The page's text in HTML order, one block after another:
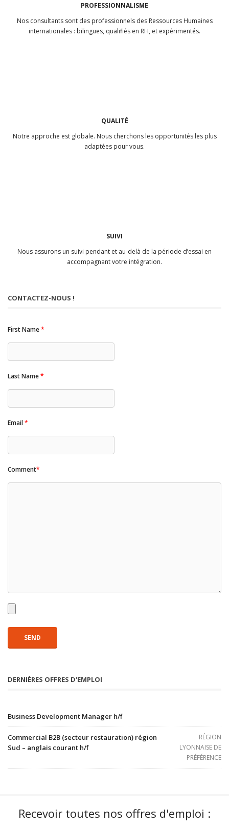
PROFESSIONNALISME
Nos consultants sont des professionnels des Ressources Humaines
internationales : bilingues, qualifiés en RH, et expérimentés.
QUALITÉ
Notre approche est globale. Nous cherchons les opportunités les plus
adaptées pour vous.
SUIVI
Nous assurons un suivi pendant et au-delà de la période d’essai en
accompagnant votre intégration.
CONTACTEZ-NOUS !
First Name*
Last Name*
Email*
Comment*
DERNIÈRES OFFRES D'EMPLOI
Business Development Manager h/f
Commercial B2B (secteur restauration) région
Sud – anglais courant h/f
RÉGION
LYONNAISE DE
PRÉFÉRENCE
Recevoir toutes nos offres d'emploi :